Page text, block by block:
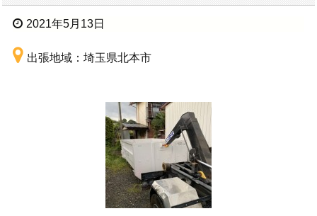
2021年5月13日
出張地域：埼玉県北本市